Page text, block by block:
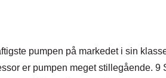
pumpen på markedet i sin
er pumpen meget stillegående. 9